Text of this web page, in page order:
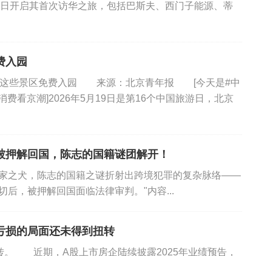
美军当天在阿拉伯海击落伊朗一架无人机，并称该
肯”号航空母舰。
开启其首次访华之旅，包括巴斯夫、西门子能源、蒂
入园
这些景区免费入园 来源：北京青年报 [今天是#中
费看京潮]2026年5月19日是第16个中国旅游日，北京
解回国，陈志的国籍谜团解开！
之犬，陈志的国籍之谜折射出跨境犯罪的复杂脉络——
后，被押解回国面临法律审判。"内容...
损的局面还未得到扭转
近期，A股上市房企陆续披露2025年业绩预告，